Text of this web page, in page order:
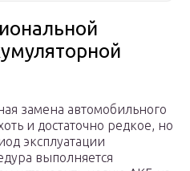
замена автомобильного
и достаточно редкое, но
эксплуатации
выполняется